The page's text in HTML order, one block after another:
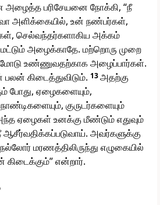
அழைத்த பரிசேயனை நோக்கி, “நீ
அளிக்கையில், உன் நண்பர்கள்,
செல்வந்தர்களாகிய அக்கம்
அழைக்காதே. மற்றொரு முறை
உண்ணுவதற்காக அழைப்பார்கள்.
கிடைத்துவிடும். 13அதற்கு
போது, ஏழைகளையும்,
குருடர்களையும்
ஏழைகள் உனக்கு மீண்டும் எதுவும்
ஆசீர்வதிக்கப்படுவாய். அவர்களுக்கு
மரணத்திலிருந்து எழுகையில்
கிடைக்கும்” என்றார்.